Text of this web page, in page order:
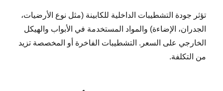
تؤثر جودة التشطيبات الداخلية للكابينة (مثل نوع الأرضيات،
الجدران، الإضاءة) والمواد المستخدمة في الأبواب والهيكل
الخارجي على السعر. التشطيبات الفاخرة أو المخصصة تزيد
من التكلفة.